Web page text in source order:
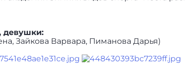
девушки:
Зайкова Варвара, Пиманова Дарья)